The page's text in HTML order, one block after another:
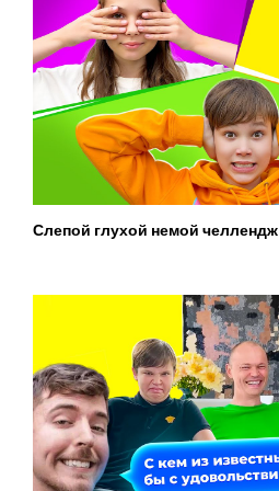
Слепой глухой немой челлендж